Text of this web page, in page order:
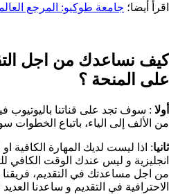
اقرأ أيضا؛ جامعة طوكيو: المرجع
كيف نساعدك من اجل
على المنحة ؟​
أولا : سوف تجد على قناتنا باليوتيوب
من الألف إلى الياء، باتباع
ثانيا: اذا ليست لديك المهارة الكافية
انجليزية و ليس عندك الوقت الكافي
من اجل مساعدتك في التقديم، فريقنا
الاحترافية في التقديم و ساعدنا